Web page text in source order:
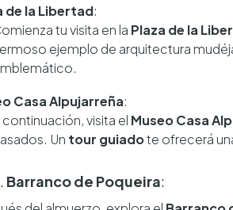
de la Libertad:
tu visita en la Plaza de la
ejemplo de arquitectura
Casa Alpujarreña:
continuación, visita el Museo Casa
Un tour guiadote ofrecerá
Barranco de Poqueira: